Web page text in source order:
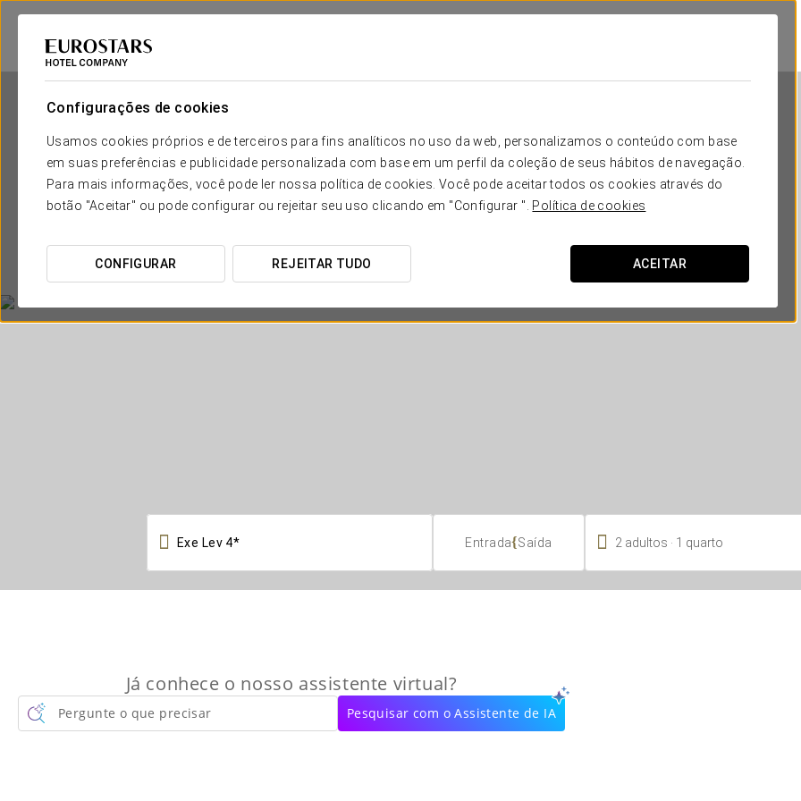
Configurações de cookies
Usamos cookies próprios e de terceiros para fins analíticos no uso da web, personalizamos o conteúdo com base
em suas preferências e publicidade personalizada com base em um perfil da coleção de seus hábitos de navegação.
Para mais informações, você pode ler nossa política de cookies. Você pode aceitar todos os cookies através do
botão "Aceitar" ou pode configurar ou rejeitar seu uso clicando em "Configurar ". Política de cookies
CONFIGURAR REJEITAR TUDO ACEITAR
Exe Lev
LIUBLIANA
 Entrada{Saída  2 adultos 1 quarto
Já conhece o nosso assistente virtual?
Pergunte o que precisar Pesquisar com o Assistente de IA